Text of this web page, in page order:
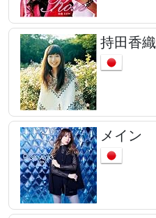
持田香織
メイン